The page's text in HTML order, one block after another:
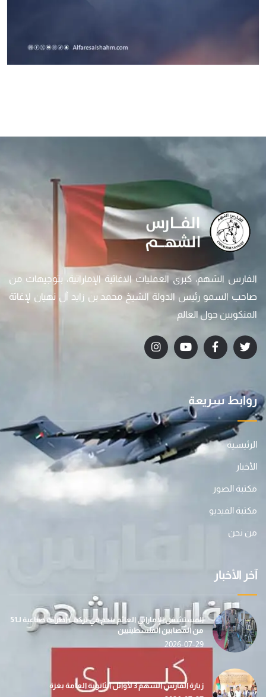
الفارس الشهم، كبرى العمليات الاغاثية الإماراتية، بتوجيهات من
صاحب السمو رئيس الدولة الشيخ محمد بن زايد آل نهيان لإغاثة
المنكوبين حول العالم
روابط سريعة
الرئيسية
الأخبار
مكتبة الصور
مكتبة الفيديو
من نحن
آخر الأخبار
المستشفى الإماراتي العائم ينجح في تركيب أطراف صناعية لـ51
من المصابين الفلسطينيين
2026-07-29
زيارة الفارس الشهم 3 لأوائل الثانوية العامة بغزة